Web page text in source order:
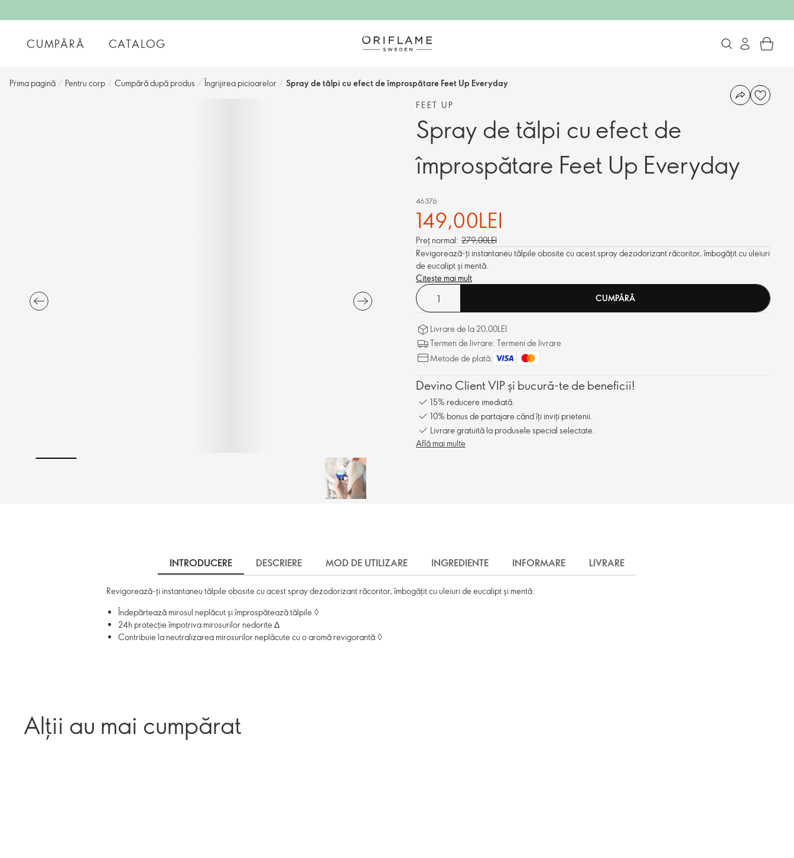
CUMPĂRĂ CATALOG
Prima pagină / Pentru corp / Cumpără după produs / Îngrijirea picioarelor / Spray de tălpi cu efect de împrospătare Feet Up Everyday
FEET UP
Spray de tălpi cu efect de
împrospătare Feet Up Everyday
46376
149,00LEI
Preț normal: 279,00LEI
Revigorează-ți instantaneu tălpile obosite cu acest spray dezodorizant răcoritor, îmbogățit cu uleiuri
de eucalipt și mentă.
Citește mai mult
CUMPĂRĂ
Livrare de la 20,00LEI
Termen de livrare: Termeni de livrare
Metode de plată:
Devino Client VIP și bucură-te de beneficii!
15% reducere imediată.
10% bonus de partajare când îți inviți prietenii.
Livrare gratuită la produsele special selectate.
Află mai multe
INTRODUCERE DESCRIERE MOD DE UTILIZARE INGREDIENTE INFORMARE LIVRARE
Revigorează-ți instantaneu tălpile obosite cu acest spray dezodorizant răcoritor, îmbogățit cu uleiuri de eucalipt și mentă.
Îndepărtează mirosul neplăcut și împrospătează tălpile ◊
24h protecţie împotriva mirosurilor nedorite Δ
Contribuie la neutralizarea mirosurilor neplăcute cu o aromă revigorantă ◊
Alții au mai cumpărat